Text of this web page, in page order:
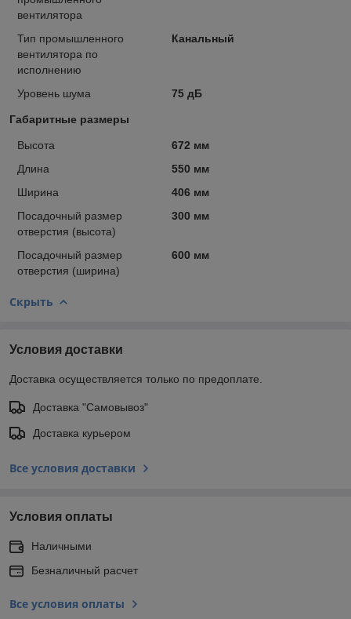
вентилятора
Тип промышленного
вентилятора по
исполнению
Канальный
Уровень шума 75 дБ
Габаритные размеры
Высота
672 мм
Длина
550 мм
Ширина
406 мм
Посадочный размер
отверстия (высота)
300 мм
Посадочный размер
отверстия (ширина)
600 мм
Скрыть
Условия доставки
Доставка осуществляется только по предоплате.
Доставка "Самовывоз"
Доставка курьером
Все условия доставки
Условия оплаты
Наличными
Безналичный расчет
Все условия оплаты